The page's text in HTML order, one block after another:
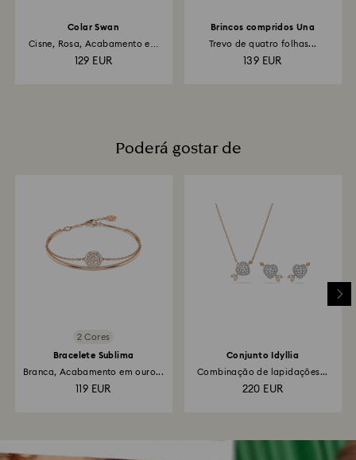
Colar Swan
Cisne, Rosa, Acabamento em
129 EUR
Brincos compridos Una
Trevo de quatro folhas...
139 EUR
Poderá gostar de
2 Cores
Bracelete Sublima
Branca, Acabamento em ouro...
119 EUR
Conjunto Idyllia
Combinação de lapidações...
220 EUR